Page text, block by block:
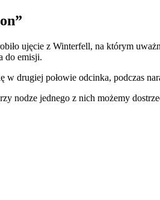
ujęcie z Winterfell, na którym
do emisji.
w drugiej połowie odcinka, podczas
nodze jednego z nich możemy